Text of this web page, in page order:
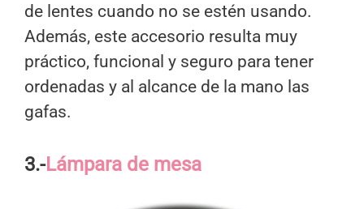
de lentes cuando no se estén usando.
Además, este accesorio resulta muy
práctico, funcional y seguro para tener
ordenadas y al alcance de la mano las
gafas.
3.-Lámpara de mesa